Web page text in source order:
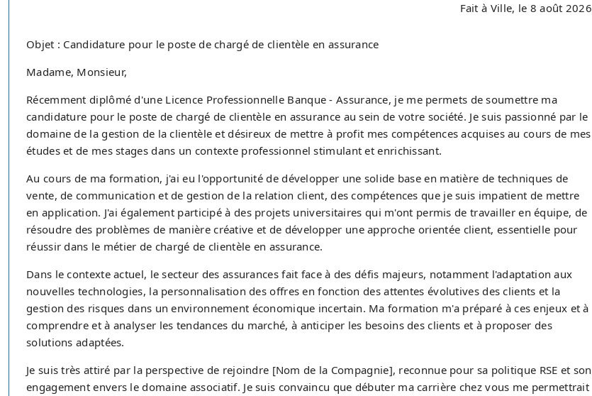
Fait à Ville, le 8 août 2026
Objet : Candidature pour le poste de chargé de clientèle en assurance
Madame, Monsieur,
Récemment diplômé d'une Licence Professionnelle Banque - Assurance, je me permets de soumettre ma
candidature pour le poste de chargé de clientèle en assurance au sein de votre société. Je suis passionné par le
domaine de la gestion de la clientèle et désireux de mettre à profit mes compétences acquises au cours de mes
études et de mes stages dans un contexte professionnel stimulant et enrichissant.
Au cours de ma formation, j'ai eu l'opportunité de développer une solide base en matière de techniques de
vente, de communication et de gestion de la relation client, des compétences que je suis impatient de mettre
en application. J'ai également participé à des projets universitaires qui m'ont permis de travailler en équipe, de
résoudre des problèmes de manière créative et de développer une approche orientée client, essentielle pour
réussir dans le métier de chargé de clientèle en assurance.
Dans le contexte actuel, le secteur des assurances fait face à des défis majeurs, notamment l'adaptation aux
nouvelles technologies, la personnalisation des offres en fonction des attentes évolutives des clients et la
gestion des risques dans un environnement économique incertain. Ma formation m'a préparé à ces enjeux et à
comprendre et à analyser les tendances du marché, à anticiper les besoins des clients et à proposer des
solutions adaptées.
Je suis très attiré par la perspective de rejoindre [Nom de la Compagnie], reconnue pour sa politique RSE et son
engagement envers le domaine associatif. Je suis convaincu que débuter ma carrière chez vous me permettrait